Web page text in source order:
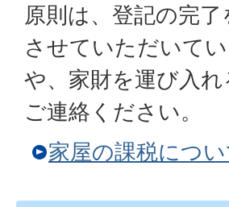
原則は、登記の完
させていただいて
や、家財を運び入
ご連絡ください。
家屋の課税につい